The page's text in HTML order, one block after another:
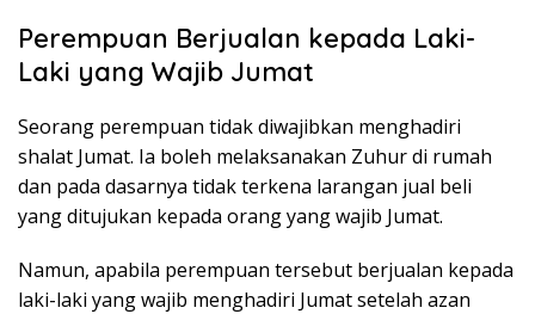
Perempuan Berjualan kepada Laki-
Laki yang Wajib Jumat
Seorang perempuan tidak diwajibkan menghadiri
shalat Jumat. Ia boleh melaksanakan Zuhur di rumah
dan pada dasarnya tidak terkena larangan jual beli
yang ditujukan kepada orang yang wajib Jumat.
Namun, apabila perempuan tersebut berjualan kepada
laki-laki yang wajib menghadiri Jumat setelah azan